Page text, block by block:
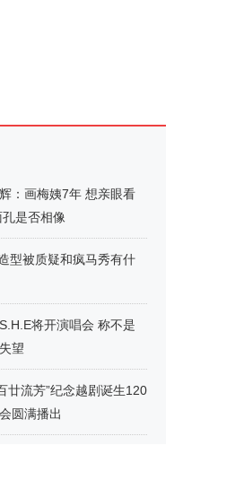
：画梅姨7年 想亲眼看
是否相像
型被质疑和疯马秀有什
将开演唱会 称不是
望
廿流芳”纪念越剧诞生120
圆满播出